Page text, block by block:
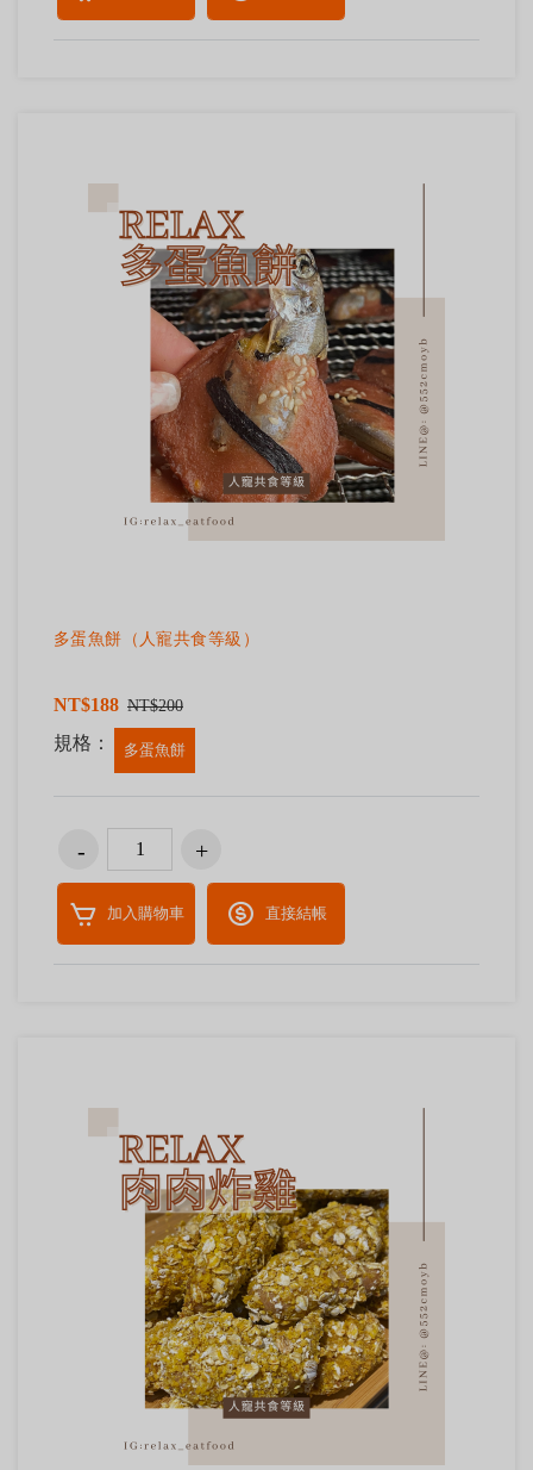
多蛋魚餅（人寵共食等級）
NT$188 NT$200
規格： 多蛋魚餅
加入購物車 直接結帳